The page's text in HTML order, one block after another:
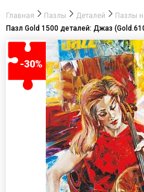
Главная Пазлы Деталей
Пазлы
Пазл Gold 1500 деталей: Джаз
-30%